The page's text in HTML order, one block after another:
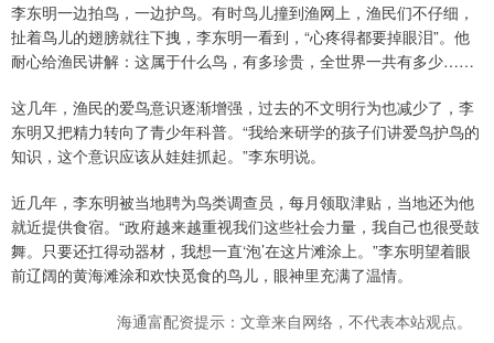
李东明一边拍鸟，一边护鸟。有时鸟儿撞到渔网上，渔民们不仔细，
扯着鸟儿的翅膀就往下拽，李东明一看到，“心疼得都要掉眼泪”。他
耐心给渔民讲解：这属于什么鸟，有多珍贵，全世界一共有多少……
这几年，渔民的爱鸟意识逐渐增强，过去的不文明行为也减少了，李
东明又把精力转向了青少年科普。“我给来研学的孩子们讲爱鸟护鸟的
知识，这个意识应该从娃娃抓起。”李东明说。
近几年，李东明被当地聘为鸟类调查员，每月领取津贴，当地还为他
就近提供食宿。“政府越来越重视我们这些社会力量，我自己也很受鼓
舞。只要还扛得动器材，我想一直‘泡’在这片滩涂上。”李东明望着眼
前辽阔的黄海滩涂和欢快觅食的鸟儿，眼神里充满了温情。
海通富配资提示：文章来自网络，不代表本站观点。